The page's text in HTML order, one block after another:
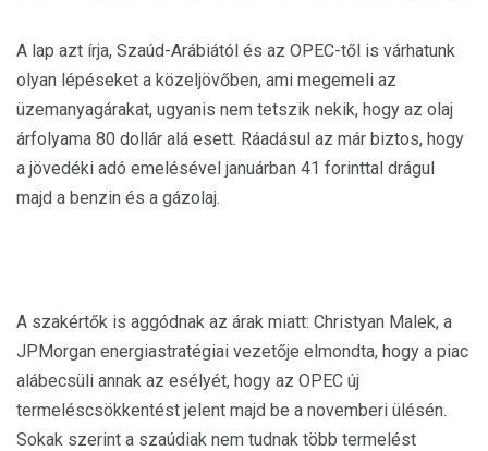
A lap azt írja, Szaúd-Arábiától és az OPEC-től is várhatunk
olyan lépéseket a közeljövőben, ami megemeli az
üzemanyagárakat, ugyanis nem tetszik nekik, hogy az olaj
árfolyama 80 dollár alá esett. Ráadásul az már biztos, hogy
a jövedéki adó emelésével januárban 41 forinttal drágul
majd a benzin és a gázolaj.
A szakértők is aggódnak az árak miatt: Christyan Malek, a
JPMorgan energiastratégiai vezetője elmondta, hogy a piac
alábecsüli annak az esélyét, hogy az OPEC új
termeléscsökkentést jelent majd be a novemberi ülésén.
Sokak szerint a szaúdiak nem tudnak több termelést